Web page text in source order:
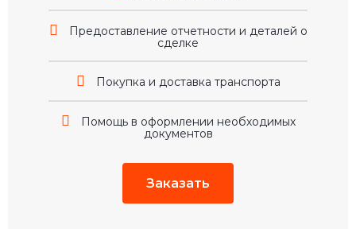
Предоставление отчетности и деталей о
сделке
Покупка и доставка транспорта
Помощь в оформлении необходимых
документов
Заказать